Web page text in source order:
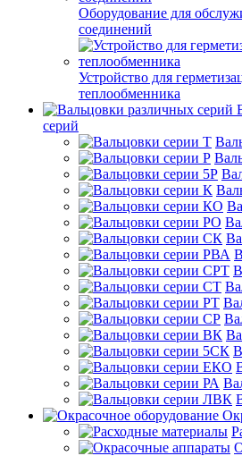
Оборудование для
соединений
Устройство для
теплообменника
серий